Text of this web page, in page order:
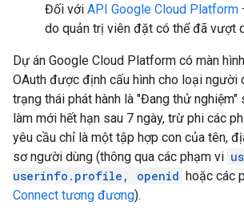
Đối với API Google Cloud Platform
do quản trị viên đặt có thể đã vượt
Dự án Google Cloud Platform có màn
OAuth được định cấu hình cho loại người
trạng thái phát hành là "Đang thử
làm mới hết hạn sau 7 ngày, trừ phi các
yêu cầu chỉ là một tập hợp con của tên,
sơ người dùng (thông qua các phạm vi
userinfo.profile, openid hoặc các
Connect tương đương).